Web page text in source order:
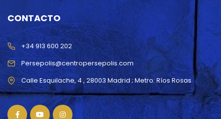
CONTACTO
Persepolis@centropersepolis.com
+34 913 600 202